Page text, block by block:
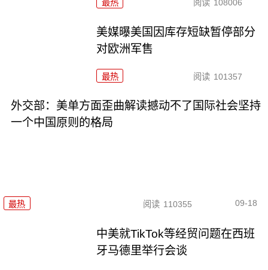
最热 阅读 108006
美媒曝美国因库存短缺暂停部分
对欧洲军售
最热 阅读 101357
外交部：美单方面歪曲解读撼动不了国际社会坚持
一个中国原则的格局
最热 阅读 110355 09-18
中美就TikTok等经贸问题在西班
牙马德里举行会谈